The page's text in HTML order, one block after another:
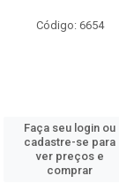
Código: 6654
Faça seu login ou
cadastre-se para
ver preços e
comprar